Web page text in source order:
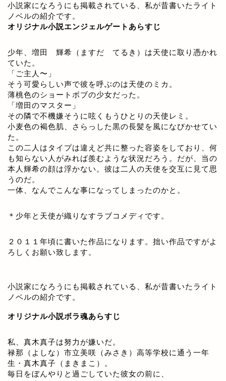
小説家になろうにも掲載されている、私が昔書いたライト
ノベルの紹介です。
オリジナル小説エンジェルゲートあらすじ
少年、増田 輝希（ますだ てるき）は天使に取り憑かれ
ていた。
「ご主人〜」
そう可愛らしい声で彼を呼ぶのは天使のミカ。
薄桃色のショートボブの少女だった。
「増田のマスター」
その隣で不機嫌そうに呟くもうひとりの天使レミ。
小麦色の褐色肌、さらっした黒の長髪を風になびかせてい
た。
この二人はタイプは違えど共に整った容姿をしており、何
も知らない人がみれば羨むような状況だろう。だが、当の
本人輝希の顔は浮かない。彼は二人の天使を交互に見て思
うのだ。
一体、なんでこんな事になってしまったのかと。
＊少年と天使が織りなすラブコメディです。
２０１１年頃に書いた作品になります。拙い作品ですがよ
ろしくお願い致します。
小説家になろうにも掲載されている、私が昔書いたライト
ノベルの紹介です。
オリジナル小説ボラ魂あらすじ
私、真木真子は努力が嫌いだ。
禄那（よしな）市立美咲（みさき）高等学校に通う一年
生・真木真子（まきまこ）。
毎日をぼんやりと過ごしていた彼女の前に、